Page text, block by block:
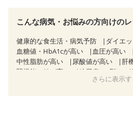
こんな病気・お悩みの方向けの
健康的な食生活・病気予防
ダイエッ
血糖値・HbA1cが高い
血圧が高い
中性脂肪が高い
尿酸値が高い
肝
腎機能の値が高い
糖尿病（2型）
狭心症 心筋
さらに表示す